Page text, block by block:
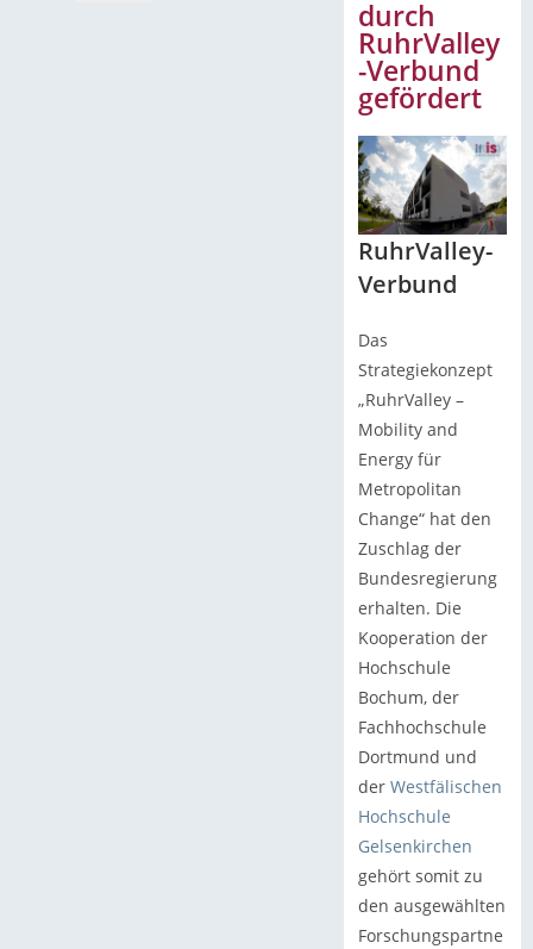
durch
RuhrValley
-Verbund
gefördert
RuhrValley-
Verbund
Das
Strategiekonzept
„RuhrValley –
Mobility and
Energy für
Metropolitan
Change“ hat den
Zuschlag der
Bundesregierung
erhalten. Die
Kooperation der
Hochschule
Bochum, der
Fachhochschule
Dortmund und
der Westfälischen
Hochschule
Gelsenkirchen
gehört somit zu
den ausgewählten
Forschungspartne